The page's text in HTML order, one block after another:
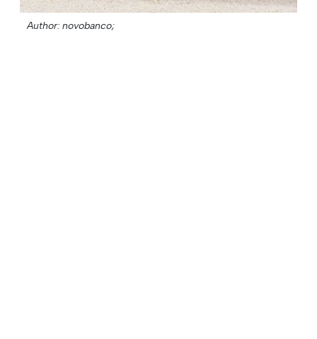
Author: novobanco;